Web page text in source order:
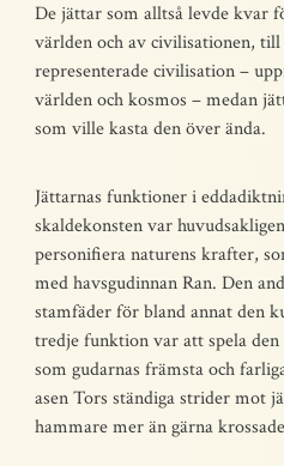
De jättar som alltså levde kvar
världen och av civilisationen,
representerade civilisation –
världen och kosmos – medan
som ville kasta den över ända.
Jättarnas funktioner i
skaldekonsten var
personifiera naturens krafter,
med havsgudinnan Ran. Den
stamfäder för bland annat den
tredje funktion var att spela
som gudarnas främsta och
asen Tors ständiga strider mot
hammare mer än gärna